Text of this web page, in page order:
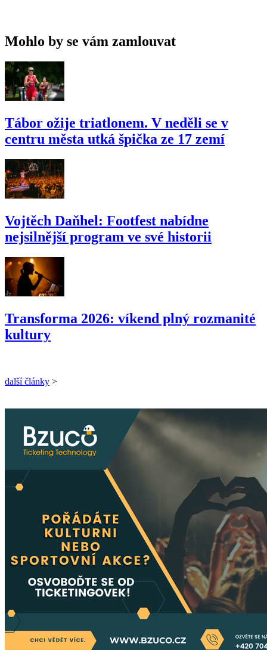
Mohlo by se vám zamlouvat
Tábor ožije triatlonem. V neděli se v
centru města utká špička ze 17 zemí
Vojtěch Daňhel: Footfest nabídne
nejsilnější program ve své historii
Transforma 2026: víkend plný rozmanité
kultury
další články >